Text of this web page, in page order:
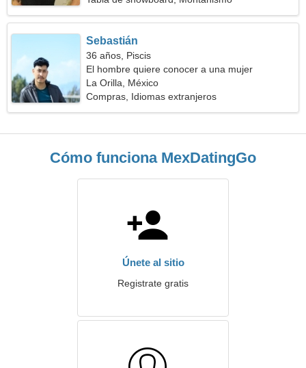
Sebastián
36 años, Piscis
El hombre quiere conocer a una mujer
La Orilla, México
Compras, Idiomas extranjeros
Cómo funciona MexDatingGo
Únete al sitio
Registrate gratis